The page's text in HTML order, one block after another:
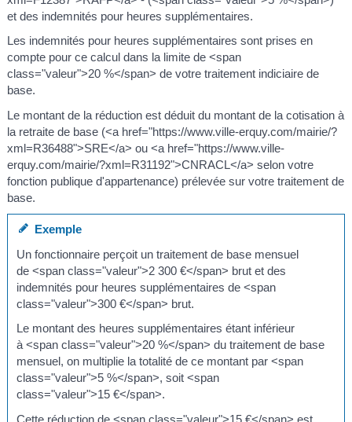
et des indemnités pour heures supplémentaires.
Les indemnités pour heures supplémentaires sont prises en
compte pour ce calcul dans la limite de <span
class="valeur">20 %</span> de votre traitement indiciaire de
base.
Le montant de la réduction est déduit du montant de la cotisation à
la retraite de base (<a href="https://www.ville-erquy.com/mairie/?
xml=R36488">SRE</a> ou <a href="https://www.ville-
erquy.com/mairie/?xml=R31192">CNRACL</a> selon votre
fonction publique d'appartenance) prélevée sur votre traitement de
base.
Exemple
Un fonctionnaire perçoit un traitement de base mensuel
de <span class="valeur">2 300 €</span> brut et des
indemnités pour heures supplémentaires de <span
class="valeur">300 €</span> brut.
Le montant des heures supplémentaires étant inférieur
à <span class="valeur">20 %</span> du traitement de base
mensuel, on multiplie la totalité de ce montant par <span
class="valeur">5 %</span>, soit <span
class="valeur">15 €</span>.
Cette réduction de <span class="valeur">15 €</span> est